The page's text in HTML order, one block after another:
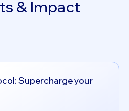
& Impact
Supercharge your